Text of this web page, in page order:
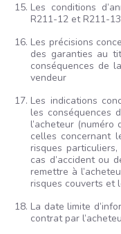
Les conditions
R211-12 et R211-
Les précisions
des garanties au
conséquences de
vendeur
Les indications
les conséquences
l’acheteur (numéro
celles concernant
risques
cas d’accident ou
remettre à
risques couverts et
La date limite
contrat par